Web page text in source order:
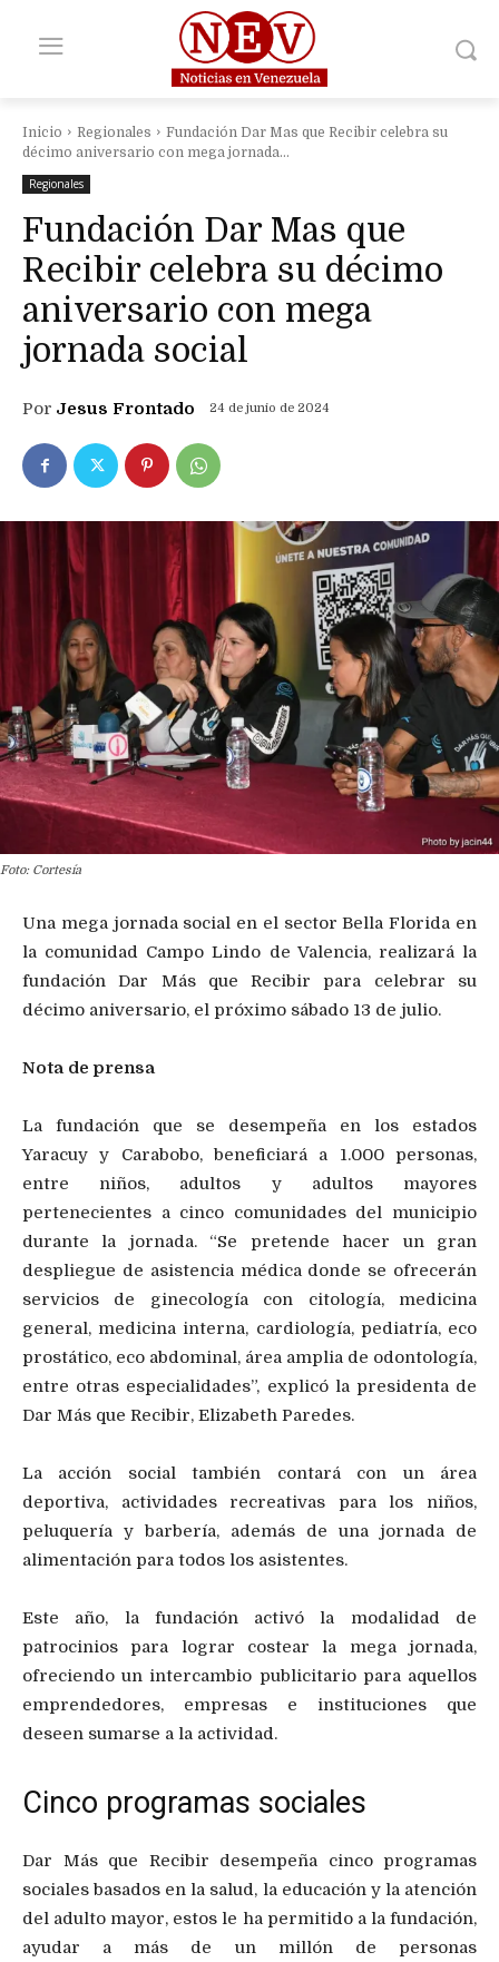
Inicio Regionales
Fundación Dar Mas que Recibir celebra su
décimo aniversario con mega jornada...
Regionales
Fundación Dar Mas que
Recibir celebra su décimo
aniversario con mega
jornada social
Por Jesus Frontado 24 de junio de 2024
Foto: Cortesía
Una mega jornada social en el sector Bella Florida en
la comunidad Campo Lindo de Valencia, realizará la
fundación Dar Más que Recibir para celebrar su
décimo aniversario, el próximo sábado 13 de julio.
Nota de prensa
La fundación que se desempeña en los estados
Yaracuy y Carabobo, beneficiará a 1.000 personas,
entre niños, adultos y adultos mayores
pertenecientes a cinco comunidades del municipio
durante la jornada. “Se pretende hacer un gran
despliegue de asistencia médica donde se ofrecerán
servicios de ginecología con citología, medicina
general, medicina interna, cardiología, pediatría, eco
prostático, eco abdominal, área amplia de odontología,
entre otras especialidades”, explicó la presidenta de
Dar Más que Recibir, Elizabeth Paredes.
La acción social también contará con un área
deportiva, actividades recreativas para los niños,
peluquería y barbería, además de una jornada de
alimentación para todos los asistentes.
Este año, la fundación activó la modalidad de
patrocinios para lograr costear la mega jornada,
ofreciendo un intercambio publicitario para aquellos
emprendedores, empresas e instituciones que
deseen sumarse a la actividad.
Cinco programas sociales
Dar Más que Recibir desempeña cinco programas
sociales basados en la salud, la educación y la atención
del adulto mayor, estos le ha permitido a la fundación,
ayudar a más de un millón de personas